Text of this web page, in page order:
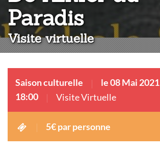
Paradis:
Visite virtuelle
Saison culturelle
le 08 Mai 2021
18:00
Visite Virtuelle
5€ par personne